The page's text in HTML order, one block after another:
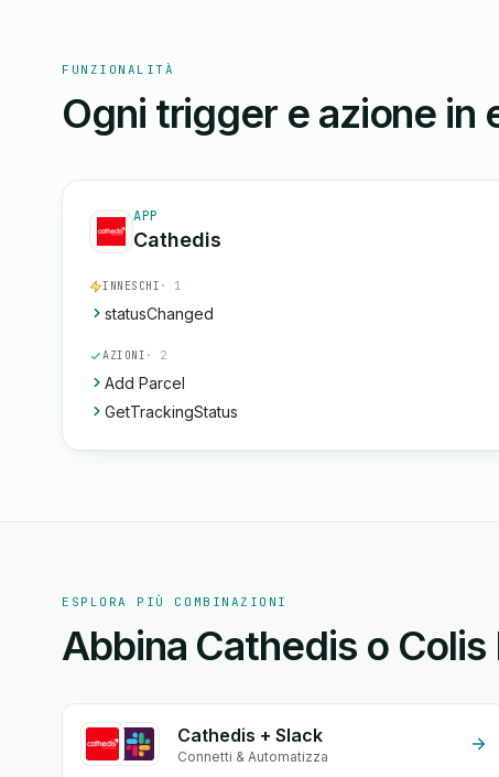
FUNZIONALITÀ
Ogni trigger e azione in
APP
Cathedis
INNESCHI · 1
statusChanged
AZIONI · 2
Add Parcel
GetTrackingStatus
ESPLORA PIÙ COMBINAZIONI
Abbina Cathedis o
Cathedis + Slack
Connetti & Automatizza